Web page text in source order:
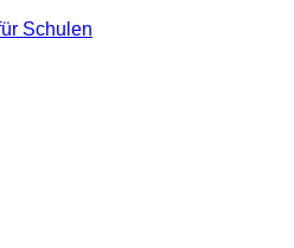
Schulen